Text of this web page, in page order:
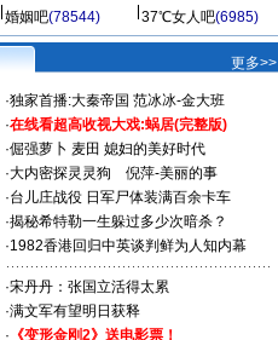
婚姻吧(78544) 37℃女人吧(6985)
更多>>
·独家首播:大秦帝国 范冰冰-金大班
·在线看超高收视大戏:蜗居(完整版)
·倔强萝卜 麦田 媳妇的美好时代
·大内密探灵灵狗
倪萍-美丽的事
·台儿庄战役 日军尸体装满百余卡车
·揭秘希特勒一生躲过多少次暗杀？
·1982香港回归中英谈判鲜为人知内幕
·宋丹丹：张国立活得太累
·满文军有望明日获释
· 《变形金刚2》送电影票！